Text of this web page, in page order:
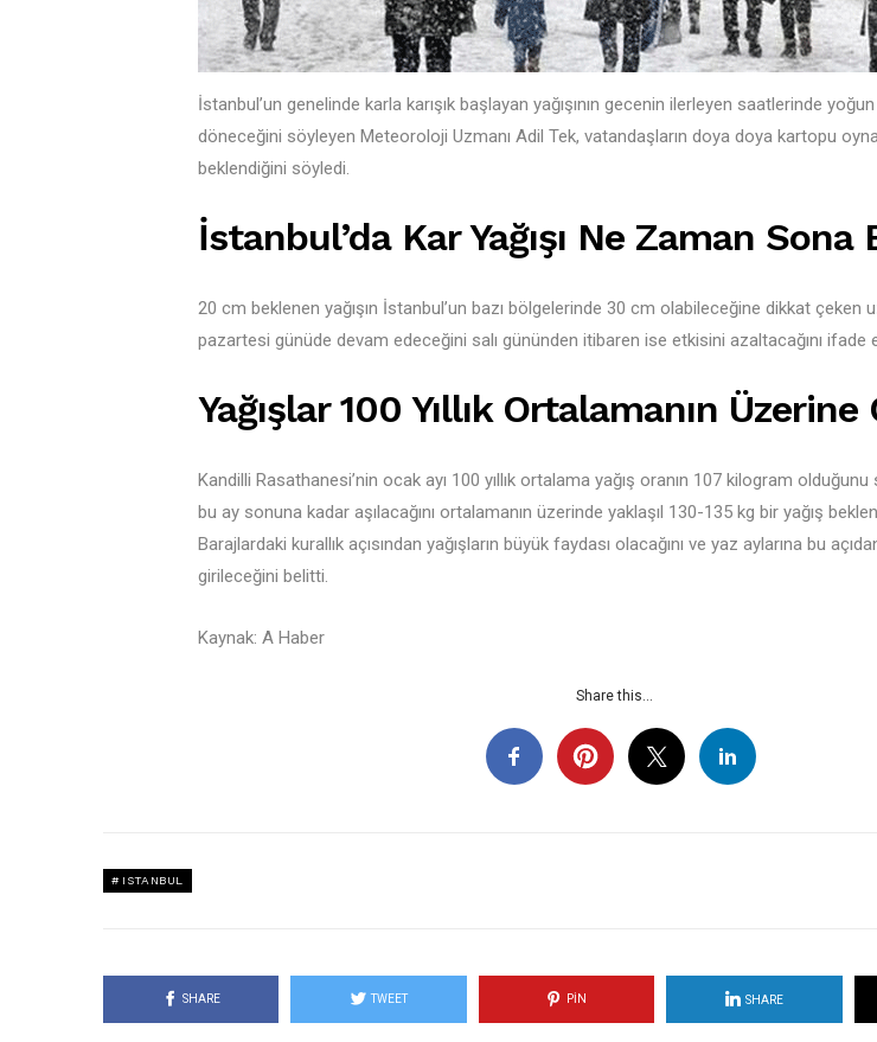
İstanbul’un genelinde karla karışık başlayan yağışının gecenin ilerleyen saatlerinde yoğun
döneceğini söyleyen Meteoroloji Uzmanı Adil Tek, vatandaşların doya doya kartopu
beklendiğini söyledi.
İstanbul’da Kar Yağışı Ne Zaman Sona
20 cm beklenen yağışın İstanbul’un bazı bölgelerinde 30 cm olabileceğine dikkat çeken
pazartesi günüde devam edeceğini salı gününden itibaren ise etkisini azaltacağını ifade
Yağışlar 100 Yıllık Ortalamanın Üzerine
Kandilli Rasathanesi’nin ocak ayı 100 yıllık ortalama yağış oranın 107 kilogram
bu ay sonuna kadar aşılacağını ortalamanın üzerinde yaklaşıl 130-135 kg bir yağış
Barajlardaki kurallık açısından yağışların büyük faydası olacağını ve yaz aylarına bu
girileceğini belitti.
Kaynak: A Haber
Share this...
ISTANBUL
SHARE TWEET PIN SHARE